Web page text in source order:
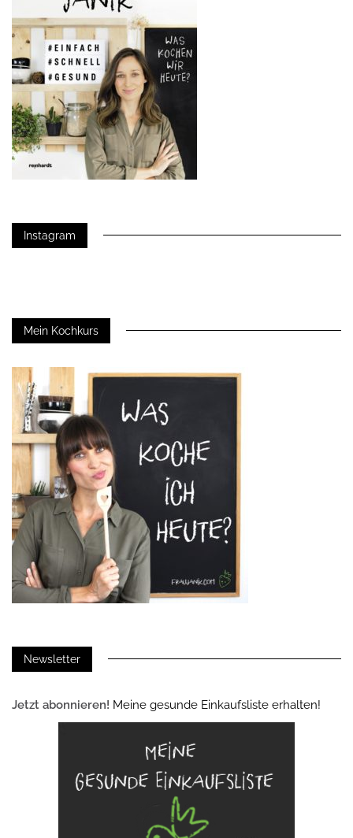
Instagram
Mein Kochkurs
Newsletter
Jetzt abonnieren! Meine gesunde Einkaufsliste erhalten!